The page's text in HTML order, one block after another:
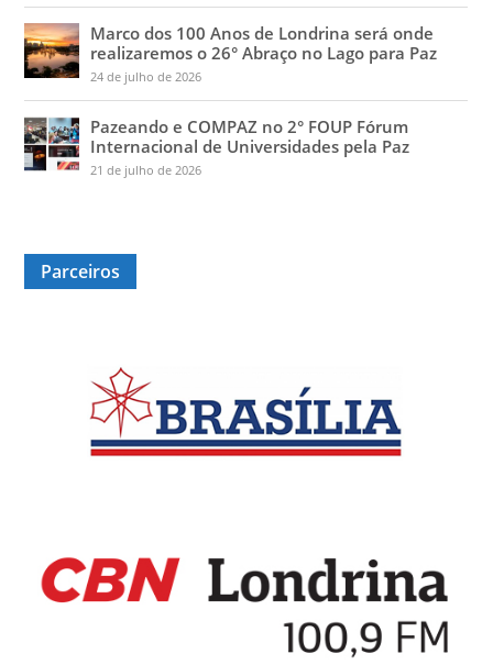
Marco dos 100 Anos de Londrina será onde
realizaremos o 26° Abraço no Lago para Paz
24 de julho de 2026
Pazeando e COMPAZ no 2° FOUP Fórum
Internacional de Universidades pela Paz
21 de julho de 2026
Parceiros